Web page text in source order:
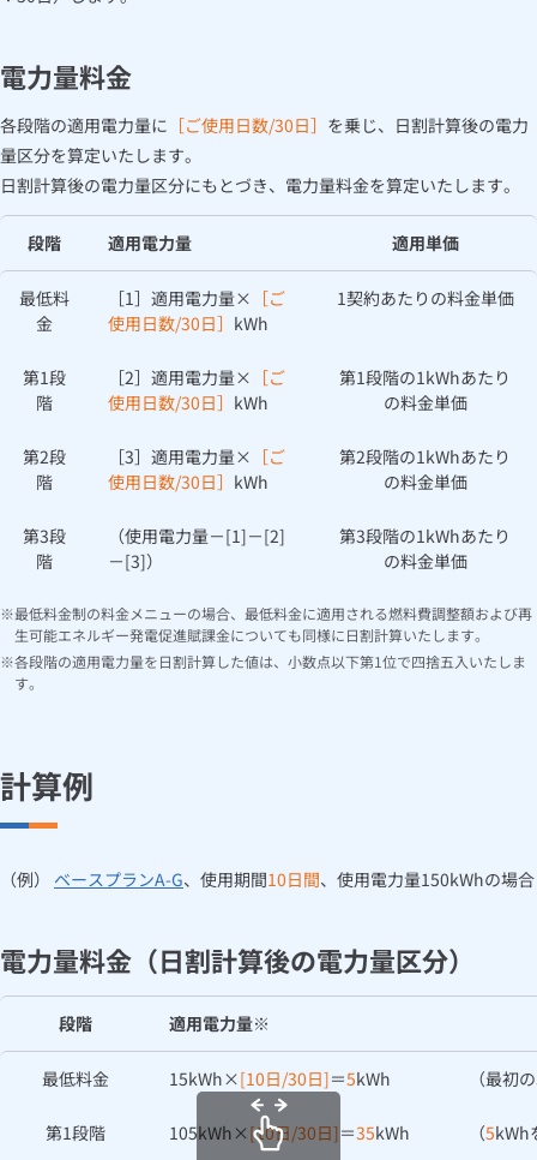
ルームエアコン
エコキュート
関西おでかけ納税
ハウスクリーニング
市場価格調整単価について
過去の市場価格調整単価について
電力自由化とは？
お手続きから使用開始までの流れ
約款（電気）
大阪ガスの電気販売エリアについて
太陽光発電余剰電力買取サービス
電力量料金
各段階の適用電力量に ［ご使用日数/30日］ を乗じ、日割計算後の電力
量区分を算定いたします。
日割計算後の電力量区分にもとづき、電力量料金を算定いたします。
段階 適用電力量 適用単価
最低料
金
［1］適用電力量× ［ご
使用日数/30日］ kWh
1契約あたりの料金単価
第1段
階
［2］適用電力量× ［ご
使用日数/30日］ kWh
第1段階の1kWhあたり
の料金単価
第2段
階
［3］適用電力量× ［ご
使用日数/30日］ kWh
第2段階の1kWhあたり
の料金単価
第3段
階
（使用電力量－[1]－[2]
－[3]）
第3段階の1kWhあたり
の料金単価
最低料金制の料金メニューの場合、最低料金に適用される燃料費調整額および再
生可能エネルギー発電促進賦課金についても同様に日割計算いたします。
各段階の適用電力量を日割計算した値は、小数点以下第1位で四捨五入いたしま
す。
計算例
（例） ベースプランA-G、使用期間10日間、使用電力量150kWhの場合
電力量料金（日割計算後の電力量区分）
段階 適用電力量※
最低料金 15kWh×[10日/30日]＝5kWh （最初の
第1段階 105kWh×[10日/30日]＝35kWh （5kWh